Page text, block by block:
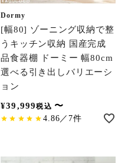
Dormy
[幅80] ゾーニング収納で整
うキッチン収納 国産完成
品食器棚 ドーミー 幅80cm
選べる引き出しバリエーシ
ョン
¥39,999税込 〜
4.86／7件